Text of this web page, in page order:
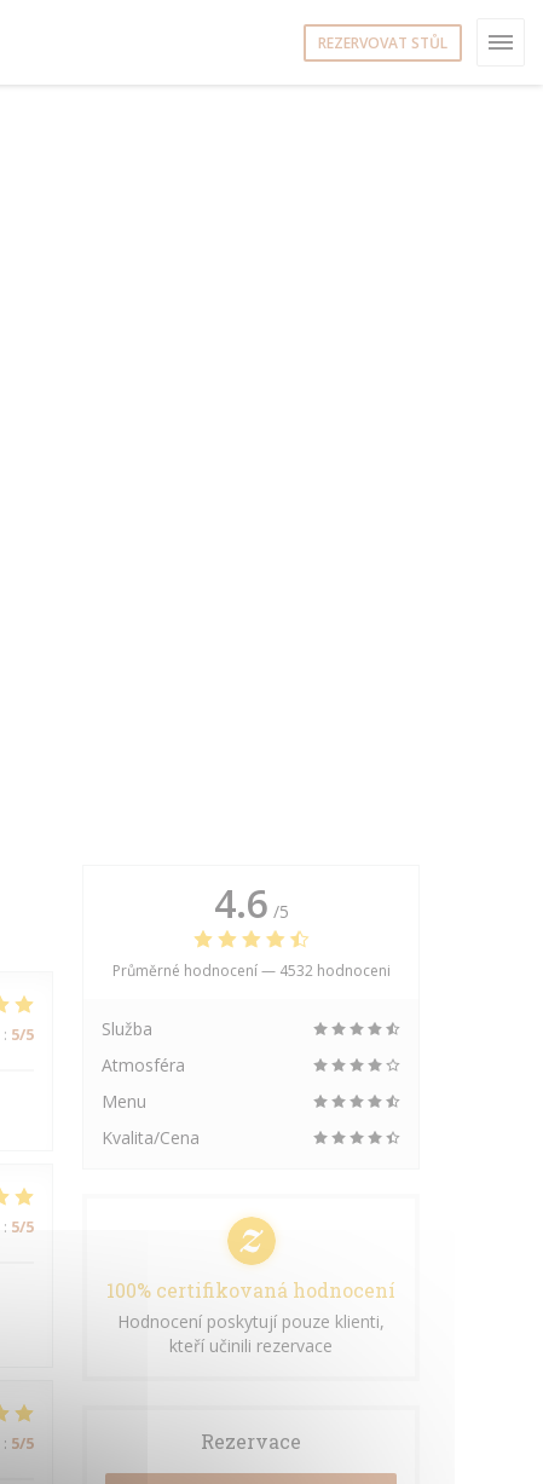
REZERVOVAT STŮL
: 5/5
: 5/5
: 5/5
4.6 /5
Průměrné hodnocení — 4532 hodnoceni
Služba
Atmosféra
Menu
Kvalita/Cena
100% certifikovaná hodnocení
Hodnocení poskytují pouze klienti,
kteří učinili rezervace
Rezervace